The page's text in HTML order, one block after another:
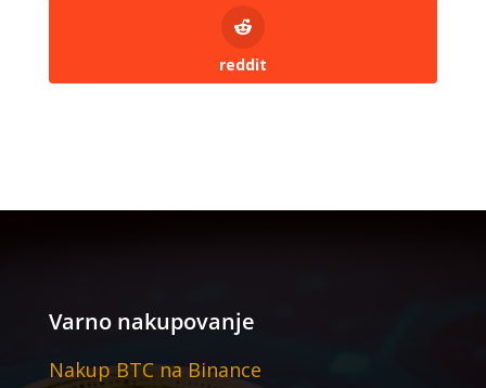
reddit
Varno nakupovanje
Nakup BTC na Binance